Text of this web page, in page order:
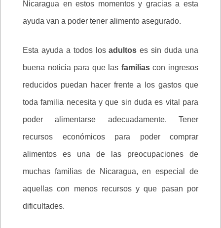
Nicaragua en estos momentos y gracias a esta
ayuda van a poder tener alimento asegurado.
Esta ayuda a todos losadultoses sin duda una
buena noticia para que las familiascon ingresos
reducidos puedan hacer frente a los gastos que
toda familia necesita y que sin duda es vital para
poder alimentarse adecuadamente. Tener
recursos económicos para poder comprar
alimentos es una de las preocupaciones de
muchas familias de Nicaragua, en especial de
aquellas con menos recursos y que pasan por
dificultades.